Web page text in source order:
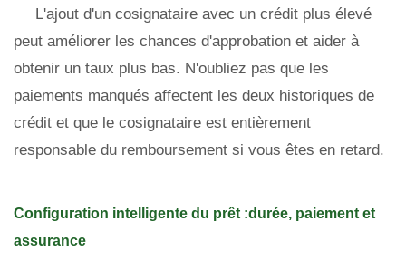
L'ajout d'un cosignataire avec un crédit plus élevé
peut améliorer les chances d'approbation et aider à
obtenir un taux plus bas. N'oubliez pas que les
paiements manqués affectent les deux historiques de
crédit et que le cosignataire est entièrement
responsable du remboursement si vous êtes en retard.
Configuration intelligente du prêt :durée, paiement et
assurance